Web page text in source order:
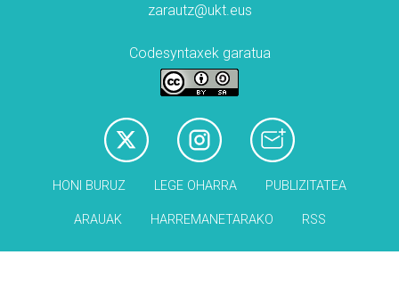
zarautz@ukt.eus
Codesyntaxek garatua
HONI BURUZ LEGE OHARRA PUBLIZITATEA
ARAUAK HARREMANETARAKO RSS